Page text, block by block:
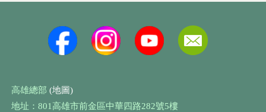
高雄總部 (地圖)
地址：801高雄市前金區中華四路282號5樓